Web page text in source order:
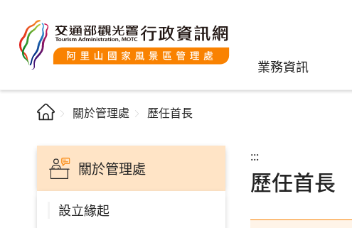
業務資訊
關於管理處 歷任首長
關於管理處
設立緣起
:::
歷任首長